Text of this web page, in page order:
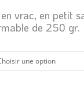
vrac, en petit
de 250 gr.